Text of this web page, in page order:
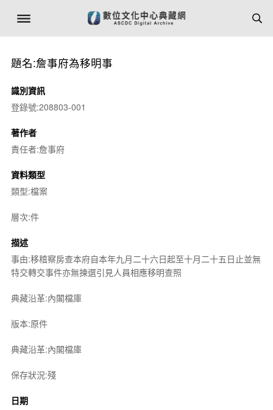
題名:詹事府為移明事
識別資訊
登錄號:208803-001
著作者
責任者:詹事府
資料類型
類型:檔案
層次:件
描述
事由:移稽察房查本府自本年九月二十六日起至十月二十五日止並無
特交轉交事件亦無揀選引見人員相應移明查照
典藏沿革:內閣檔庫
版本:原件
典藏沿革:內閣檔庫
保存狀況:殘
日期